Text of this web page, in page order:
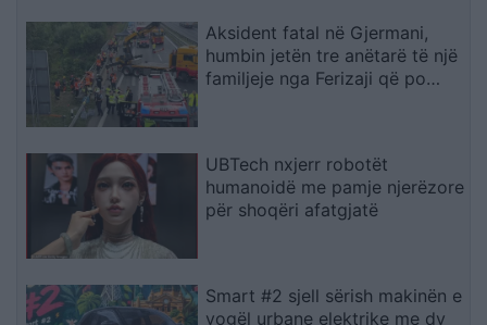
Aksident fatal në Gjermani,
humbin jetën tre anëtarë të një
familjeje nga Ferizaji që po
UBTech nxjerr robotët
humanoidë me pamje njerëzore
për shoqëri afatgjatë
Smart #2 sjell sërish makinën e
vogël urbane elektrike me dy